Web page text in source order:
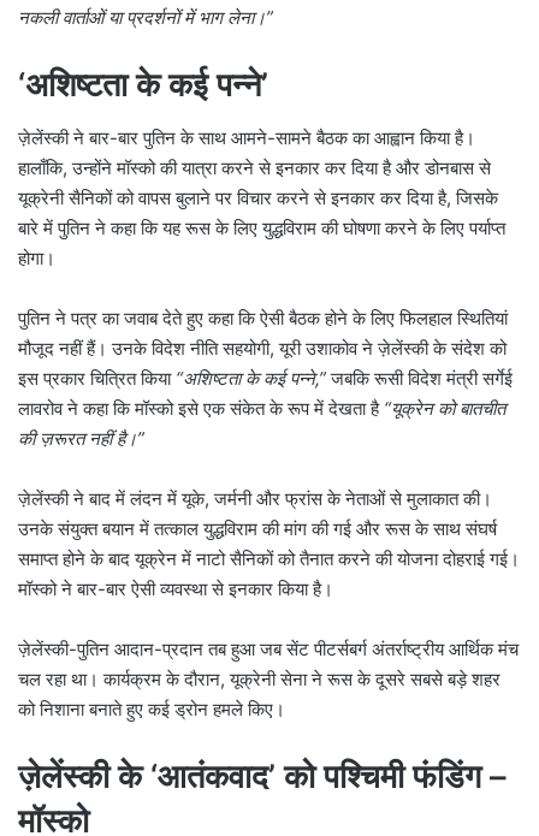
नकली वार्ताओं या प्रदर्शनों में भाग लेना।”
‘अशिष्टता के कई पन्ने’
ज़ेलेंस्की ने बार-बार पुतिन के साथ आमने-सामने बैठक का आह्वान किया है।
हालाँकि, उन्होंने मॉस्को की यात्रा करने से इनकार कर दिया है और डोनबास से
यूक्रेनी सैनिकों को वापस बुलाने पर विचार करने से इनकार कर दिया है, जिसके
बारे में पुतिन ने कहा कि यह रूस के लिए युद्धविराम की घोषणा करने के लिए पर्याप्त
होगा।
पुतिन ने पत्र का जवाब देते हुए कहा कि ऐसी बैठक होने के लिए फिलहाल स्थितियां
मौजूद नहीं हैं। उनके विदेश नीति सहयोगी, यूरी उशाकोव ने ज़ेलेंस्की के संदेश को
इस प्रकार चित्रित किया “अशिष्टता के कई पन्ने,”जबकि रूसी विदेश मंत्री सर्गेई
लावरोव ने कहा कि मॉस्को इसे एक संकेत के रूप में देखता है “यूक्रेन को बातचीत
की ज़रूरत नहीं है।”
ज़ेलेंस्की ने बाद में लंदन में यूके, जर्मनी और फ्रांस के नेताओं से मुलाकात की।
उनके संयुक्त बयान में तत्काल युद्धविराम की मांग की गई और रूस के साथ संघर्ष
समाप्त होने के बाद यूक्रेन में नाटो सैनिकों को तैनात करने की योजना दोहराई गई।
मॉस्को ने बार-बार ऐसी व्यवस्था से इनकार किया है।
ज़ेलेंस्की-पुतिन आदान-प्रदान तब हुआ जब सेंट पीटर्सबर्ग अंतर्राष्ट्रीय आर्थिक मंच
चल रहा था। कार्यक्रम के दौरान, यूक्रेनी सेना ने रूस के दूसरे सबसे बड़े शहर
को निशाना बनाते हुए कई ड्रोन हमले किए।
ज़ेलेंस्की के ‘आतंकवाद’ को पश्चिमी फंडिंग –
मॉस्को